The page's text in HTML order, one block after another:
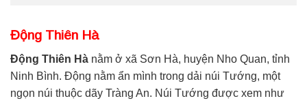
Động Thiên Hà
Động Thiên Hà nằm ở xã Sơn Hà, huyện Nho Quan, tỉnh
Ninh Bình. Động nằm ẩn mình trong dải núi Tướng, một
ngọn núi thuộc dãy Tràng An. Núi Tướng được xem như